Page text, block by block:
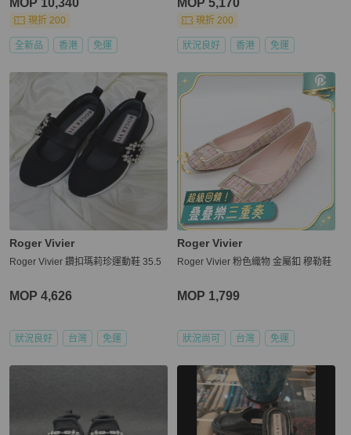
現折 200
全新品 香港 免運
現折 200
狀況良好 香港 免運
Roger Vivier
Roger Vivier 鑽扣瑪莉珍運動鞋 35.5
MOP 4,626
狀況良好 台灣 免運
Roger Vivier
Roger Vivier 粉色織物 金屬釦 穆勒鞋
MOP 1,799
狀況尚可 台灣 免運